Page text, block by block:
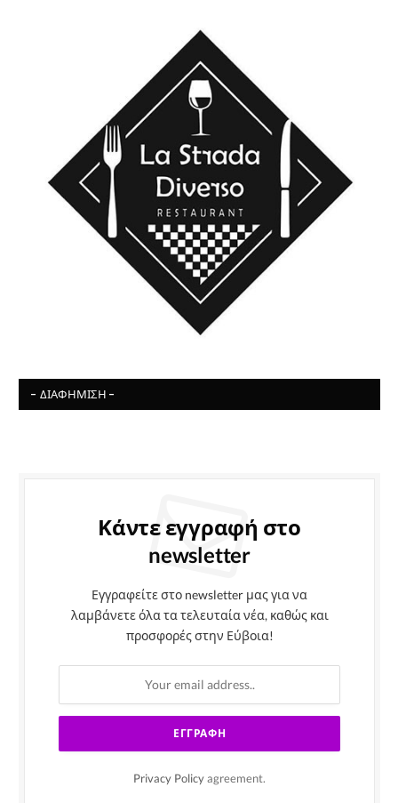
- ΔΙΑΦΉΜΙΣΗ -
Κάντε εγγραφή στο
newsletter
Εγγραφείτε στο newsletter μας για να
λαμβάνετε όλα τα τελευταία νέα, καθώς και
προσφορές στην Εύβοια!
Privacy Policy agreement.